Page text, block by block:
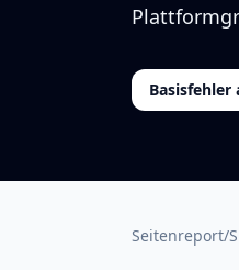
Basisfehler
Seitenreport/